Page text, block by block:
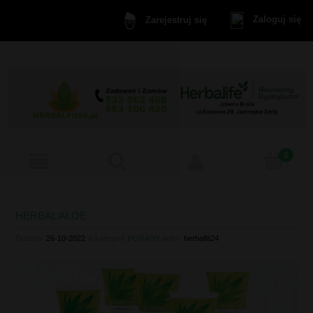
Zarejestruj się Zaloguj się
herbalfit24